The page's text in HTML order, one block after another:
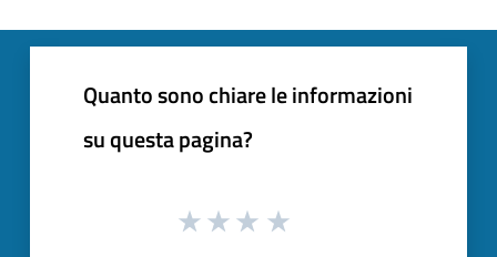
Quanto sono chiare le informazioni
su questa pagina?